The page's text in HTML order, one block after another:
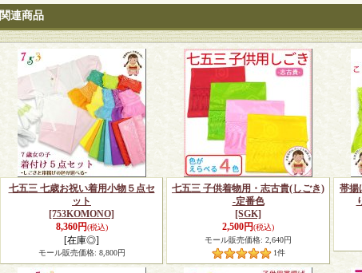
関連商品
七五三 七歳お祝い着用小物５点セ
ット
[753KOMONO]
8,360円(税込)
[在庫◎]
モール販売価格: 8,800円
七五三 子供着物用・志古貴(しごき)
-定番色
[SGK]
2,500円(税込)
モール販売価格: 2,640円
1件
帯揚